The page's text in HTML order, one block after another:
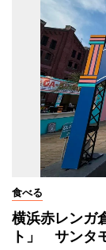
食べる
横浜赤レンガ
ト」 サンタ